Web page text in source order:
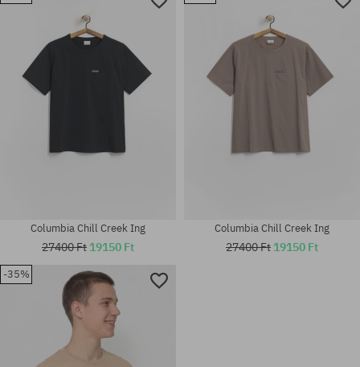
Elérhető méretek:
Columbia Chill Creek Ing
27400 Ft 19150 Ft
Columbia Chill Creek Ing
27400 Ft 19150 Ft
-35%